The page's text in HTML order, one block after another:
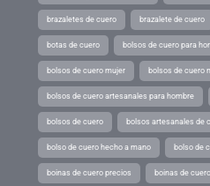
brazaletes de cuero brazalete de cuero
botas de cuero bolsos de cuero para
bolsos de cuero mujer bolsos de cuero
bolsos de cuero artesanales para hombre
bolsos de cuero bolsos artesanales de
bolso de cuero hecho a mano bolso de
boinas de cuero precios boinas de